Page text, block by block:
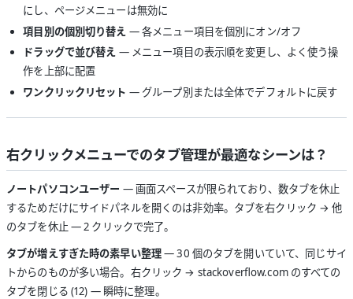
にし、ページメニューは無効に
項目別の個別切り替え — 各メニュー項目を個別にオン/オフ
ドラッグで並び替え — メニュー項目の表示順を変更し、よく使う操
作を上部に配置
ワンクリックリセット — グループ別または全体でデフォルトに戻す
右クリックメニューでのタブ管理が最適なシーンは？
ノートパソコンユーザー — 画面スペースが限られており、数タブを休止
するためだけにサイドパネルを開くのは非効率。タブを右クリック → 他
のタブを休止 — 2 クリックで完了。
タブが増えすぎた時の素早い整理— 30 個のタブを開いていて、同じサイ
トからのものが多い場合。右クリック → stackoverflow.com のすべての
タブを閉じる (12) — 瞬時に整理。